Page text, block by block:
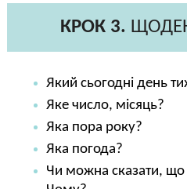
КРОК 3.
Який сьогодні день
Яке число, місяць?
Яка пора року?
Яка погода?
Чи можна сказати, що